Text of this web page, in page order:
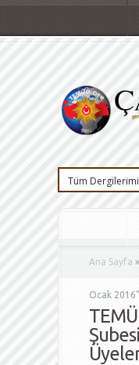
Ana Sayfa »
Ocak 2016"